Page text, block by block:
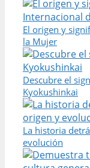
El origen y
la Mujer
Descubre el
Kyokushinkai
La historia
evolución